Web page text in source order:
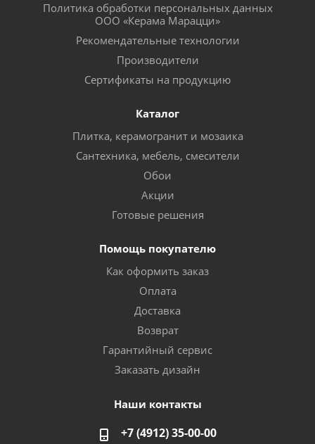
Политика обработки персональных данных
ООО «Керама Марацци»
Рекомендательные технологии
Производители
Сертификаты на продукцию
Каталог
Плитка, керамогранит и мозаика
Сантехника, мебель, смесители
Обои
Акции
Готовые решения
Помощь покупателю
Как оформить заказ
Оплата
Доставка
Возврат
Гарантийный сервис
Заказать дизайн
Наши контакты
+7 (4912) 35-00-00